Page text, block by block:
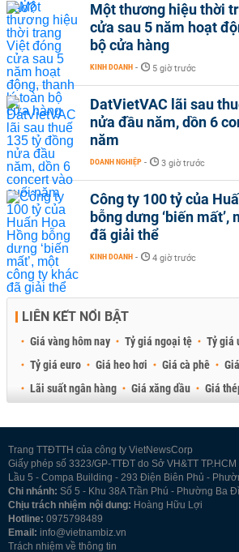
Một thương hiệu thời
cửa sau 5 năm hoạt
bộ cửa hàng
KINH DOANH - 5 giờ trước
DatVietVAC lãi sau
nửa đầu năm, dồn 6
năm
DOANH NGHIỆP - 3 giờ trước
Công ty 100 tỷ của
bỗng dưng ‘biến
đã giải thể
KINH DOANH - 4 giờ trước
LIÊN KẾT NỔI BẬT
Giá vàng hôm nay Tỷ giá ngoại tệ Tỷ giá
Tỷ giá euro
Giá heo hơi Giá cà phê
Lãi suất ngân hàng
Giá xăng dầu
Giá
Trang TTĐTTH của công ty VietNewsCorp
Giấy phép số 3323/GP-TTĐT do Sở VH&TT
Lầu 5 - Compa Building - 293 Điện Biên Phủ -
Chi nhánh: Số 5 - Khu 38A Trần Phú - Phường Ba
Chịu trách nhiệm nội dung: Hoàng Hữu Lợi
Hotline: 0975798489
Email: info@vietnambiz.vn
Trách nhiệm về thông tin